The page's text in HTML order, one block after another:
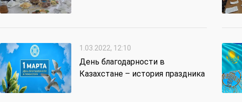
1.03.2022, 12:10
День благодарности в
Казахстане – история праздника